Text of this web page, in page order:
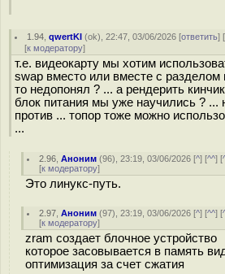
1.94 ,qwertKI (ok), 22:47, 03/06/2026 [ответить] [
[к модератору]
т.е. видеокарту мы хотим
swap вместо или вместе с разделом
то недопонял ? ... а рендерить
блок питания мы уже научились ? ...
против ... топор тоже можно
...
2.96 ,Аноним (96), 23:19, 03/06/2026 [^] [^^] [
[к модератору]
Это линукс-путь.
2.97 ,Аноним (97), 23:19, 03/06/2026 [^] [^^] [
[к модератору]
zram создает блочное устройство
которое засовывается в память
оптимизация за счет сжатия